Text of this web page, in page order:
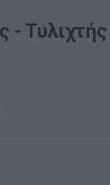
- Τυλιχτής